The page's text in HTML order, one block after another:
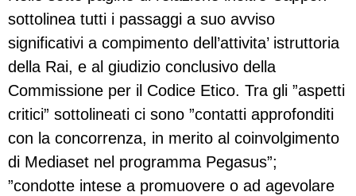
sottolinea tutti i passaggi a suo avviso
significativi a compimento dell’attivita’ istruttoria
della Rai, e al giudizio conclusivo della
Commissione per il Codice Etico. Tra gli ”aspetti
critici” sottolineati ci sono ”contatti approfonditi
con la concorrenza, in merito al coinvolgimento
di Mediaset nel programma Pegasus”;
”condotte intese a promuovere o ad agevolare